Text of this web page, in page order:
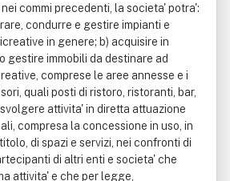
commi precedenti, la societa' potra':
condurre e gestire impianti e
in genere; b) acquisire in
gestire immobili da destinare ad
comprese le aree annesse e i
quali posti di ristoro, ristoranti, bar,
attivita' in diretta attuazione
compresa la concessione in uso, in
di spazi e servizi, nei confronti di
di altri enti e societa' che
attivita' e che per legge,